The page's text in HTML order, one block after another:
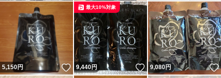
5,150円 いいね！
9,440円 いいね！
最大10%対象
9,080円